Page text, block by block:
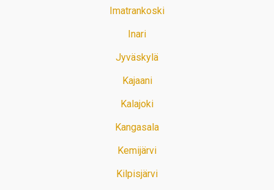
Imatrankoski
Inari
Jyväskylä
Kajaani
Kalajoki
Kangasala
Kemijärvi
Kilpisjärvi